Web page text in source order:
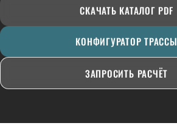
СКАЧАТЬ КАТАЛОГ PDF
КОНФИГУРАТОР ТРАССЫ
ЗАПРОСИТЬ РАСЧЁТ